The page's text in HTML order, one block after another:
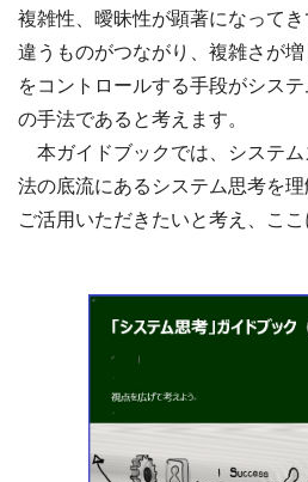
複雑性、曖昧性が顕著になって
違うものがつながり、複雑さが
をコントロールする手段がシス
の手法であると考えます。
本ガイドブックでは、システ
法の底流にあるシステム思考を理
ご活用いただきたいと考え、ここ